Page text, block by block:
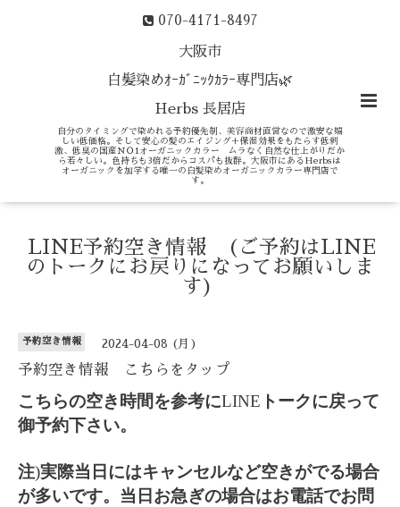
070-4171-8497
大阪市
白髪染めｵｰｶﾞﾆｯｸｶﾗｰ専門店🌿
Herbs 長居店
自分のタイミングで染めれる予約優先制、美容商材直営なので激安な嬉
しい低価格。そして安心の髪のエイジング＋保湿効果をもたらす低刺
激、低臭の国産ＮＯ1オーガニックカラー ムラなく自然な仕上がりだか
ら若々しい。色持ちも3倍だからコスパも抜群。大阪市にあるHerbsは
オーガニックを加学する唯一の白髪染めオーガニックカラー専門店で
す。
LINE予約空き情報 (ご予約はLINE
のトークにお戻りになってお願いしま
す)
予約空き情報 2024-04-08 (月)
予約空き情報 こちらをタップ
こちらの空き時間を参考にLINE トークに戻って
御予約下さい。
注)実際当日にはキャンセルなど空きがでる場合
が多いです。当日お急ぎの場合はお電話でお問